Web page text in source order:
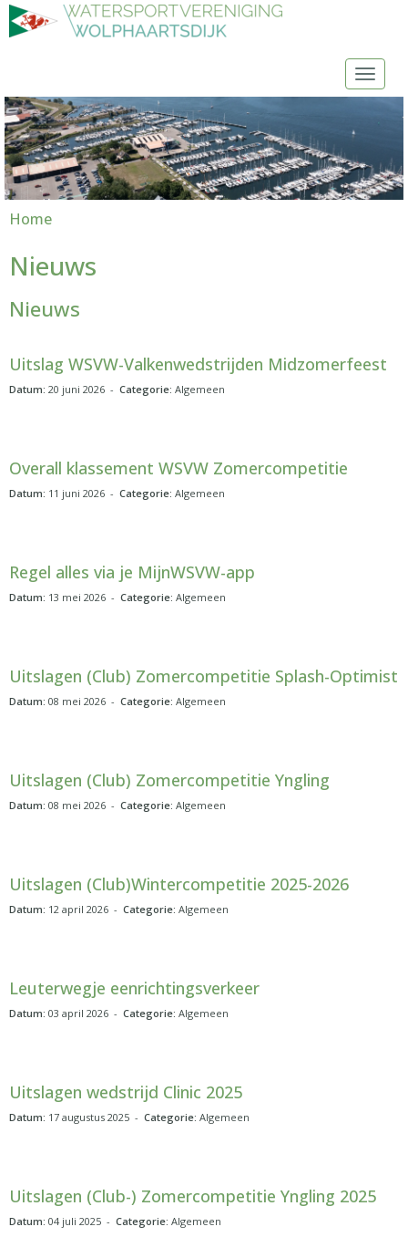
Home
Nieuws
Nieuws
Uitslag WSVW-Valkenwedstrijden Midzomerfeest
Datum: 20 juni 2026 - Categorie: Algemeen
Overall klassement WSVW Zomercompetitie
Datum: 11 juni 2026 - Categorie: Algemeen
Regel alles via je MijnWSVW-app
Datum: 13 mei 2026 - Categorie: Algemeen
Uitslagen (Club) Zomercompetitie Splash-Optimist
Datum: 08 mei 2026 - Categorie: Algemeen
Uitslagen (Club) Zomercompetitie Yngling
Datum: 08 mei 2026 - Categorie: Algemeen
Uitslagen (Club)Wintercompetitie 2025-2026
Datum: 12 april 2026 - Categorie: Algemeen
Leuterwegje eenrichtingsverkeer
Datum: 03 april 2026 - Categorie: Algemeen
Uitslagen wedstrijd Clinic 2025
Datum: 17 augustus 2025 - Categorie: Algemeen
Uitslagen (Club-) Zomercompetitie Yngling 2025
Datum: 04 juli 2025 - Categorie: Algemeen